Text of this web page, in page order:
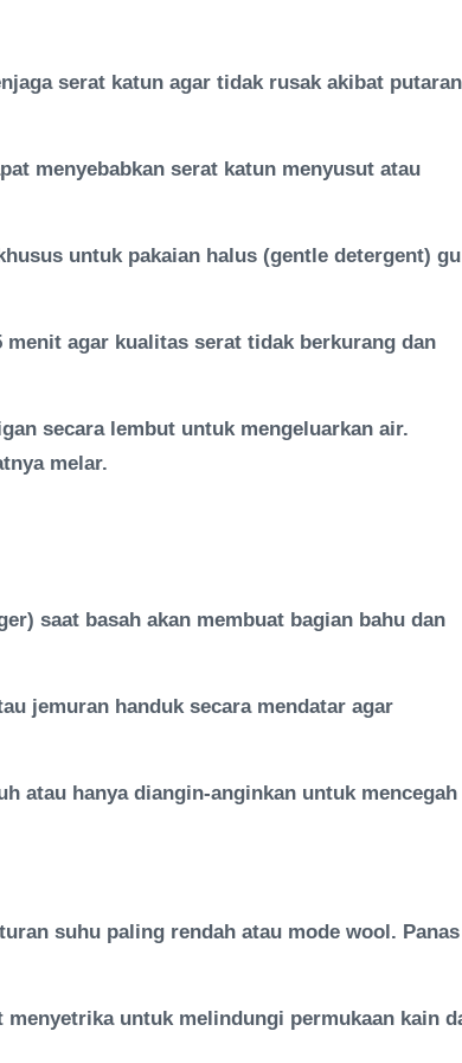
serat katun agar tidak rusak akibat putaran
menyebabkan serat katun menyusut atau
untuk pakaian halus (gentle detergent)
menit agar kualitas serat tidak berkurang dan
secara lembut untuk mengeluarkan air.
melar.
saat basah akan membuat bagian bahu dan
jemuran handuk secara mendatar agar
atau hanya diangin-anginkan untuk mencegah
suhu paling rendah atau mode wool. Panas
untuk melindungi permukaan kain